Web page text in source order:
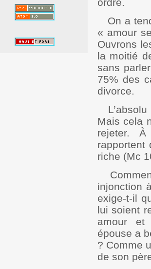
On a
« amour
Ouvrons
la moitié
sans
75% des
divorce.
Mais cela
rejeter.
rapportent
riche (Mc
injonction
exige-t-il
lui soient
amour et
épouse a
? Comme
de son